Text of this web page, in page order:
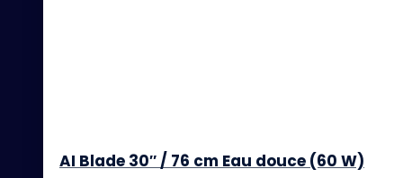
AI Blade 30″ / 76 cm Eau douce (60 W)